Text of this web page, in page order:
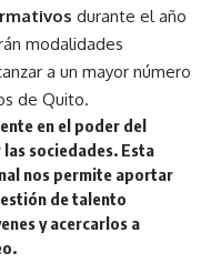
durante el año
modalidades
a un mayor número
de Quito.
en el poder del
sociedades. Esta
nos permite aportar
de talento
y acercarlos a